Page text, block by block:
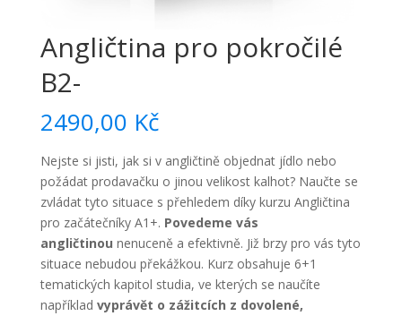
Angličtina pro pokročilé
B2-
2490,00 Kč
Nejste si jisti, jak si v angličtině objednat jídlo nebo
požádat prodavačku o jinou velikost kalhot? Naučte se
zvládat tyto situace s přehledem díky kurzu Angličtina
pro začátečníky A1+. Povedeme vás
angličtinou nenuceně a efektivně. Již brzy pro vás tyto
situace nebudou překážkou. Kurz obsahuje 6+1
tematických kapitol studia, ve kterých se naučíte
například vyprávět o zážitcích z dovolené,